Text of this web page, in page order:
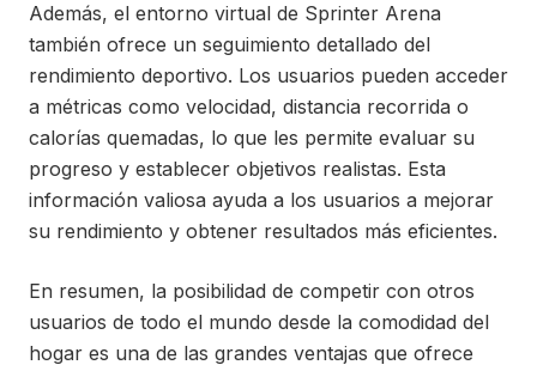
Además, el entorno virtual de Sprinter Arena
también ofrece un seguimiento detallado del
rendimiento deportivo. Los usuarios pueden acceder
a métricas como velocidad, distancia recorrida o
calorías quemadas, lo que les permite evaluar su
progreso y establecer objetivos realistas. Esta
información valiosa ayuda a los usuarios a mejorar
su rendimiento y obtener resultados más eficientes.
En resumen, la posibilidad de competir con otros
usuarios de todo el mundo desde la comodidad del
hogar es una de las grandes ventajas que ofrece